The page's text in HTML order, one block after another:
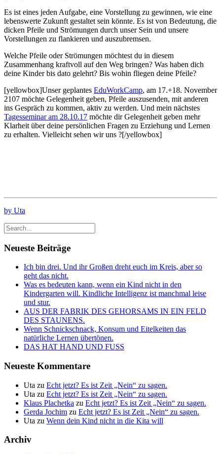
Es ist eines jeden Aufgabe, eine Vorstellung zu gewinnen, wie eine
lebenswerte Zukunft gestaltet sein könnte. Es ist von Bedeutung, die
dicken Pfeile und Strömungen durch unser Sein und unsere
Vorstellungen zu flankieren und auszubremsen.
Welche Pfeile oder Strömungen möchtest du in diesem
Zusammenhang kraftvoll auf den Weg bringen? Was haben dich
deine Kinder bis dato gelehrt? Bis wohin fliegen deine Pfeile?
[yellowbox]Unser geplantes EduWorkCamp, am 17.+18. November
2107 möchte Gelegenheit geben, Pfeile auszusenden, mit anderen
ins Gespräch zu kommen, aktiv zu werden. Und mein nächstes
Tagesseminar am 28.10.17 möchte dir Gelegenheit geben mehr
Klarheit über deine persönlichen Fragen zu Erziehung und Lernen
zu erhalten. Vielleicht sehen wir uns ?[/yellowbox]
by Uta
Neueste Beiträge
Ich bin drei. Und ihr Großen dreht euch im Kreis, aber so
geht das nicht.
Was es bedeuten kann, wenn ein Kind nicht in den
Kindergarten will. Kindliche Intelligenz ist manchmal leise
und stur.
AUS DER FABRIK DES GEHORSAMS IN EIN FELD
DES STAUNENS.
Wenn Schnickschnack, Konsum und Eitelkeiten das
natürliche Lernen übertönen.
DAS HAT HAND UND FUSS
Neueste Kommentare
Uta zu Echt jetzt? Es ist Zeit „Nein“ zu sagen.
Uta zu Echt jetzt? Es ist Zeit „Nein“ zu sagen.
Klaus Plachetka zu Echt jetzt? Es ist Zeit „Nein“ zu sagen.
Gerda Jochim zu Echt jetzt? Es ist Zeit „Nein“ zu sagen.
Uta zu Wenn dein Kind nicht in die Kita will
Archiv